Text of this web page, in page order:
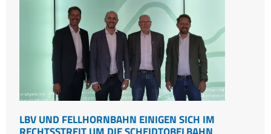
LBV UND FELLHORNBAHN EINIGEN SICH IM